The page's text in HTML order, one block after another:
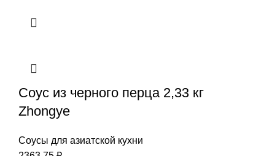
Соус из черного перца 2,33 кг
Zhongye
Соусы для азиатской кухни